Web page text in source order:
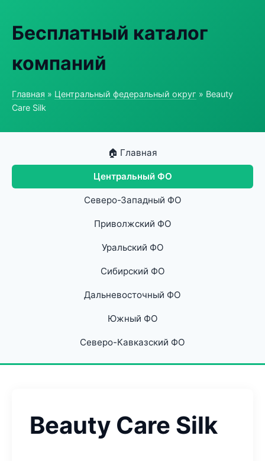
Бесплатный каталог
компаний
Главная » Центральный федеральный округ » Beauty
Care Silk
🏠 Главная
Центральный ФО
Северо-Западный ФО
Приволжский ФО
Уральский ФО
Сибирский ФО
Дальневосточный ФО
Южный ФО
Северо-Кавказский ФО
Beauty Care Silk